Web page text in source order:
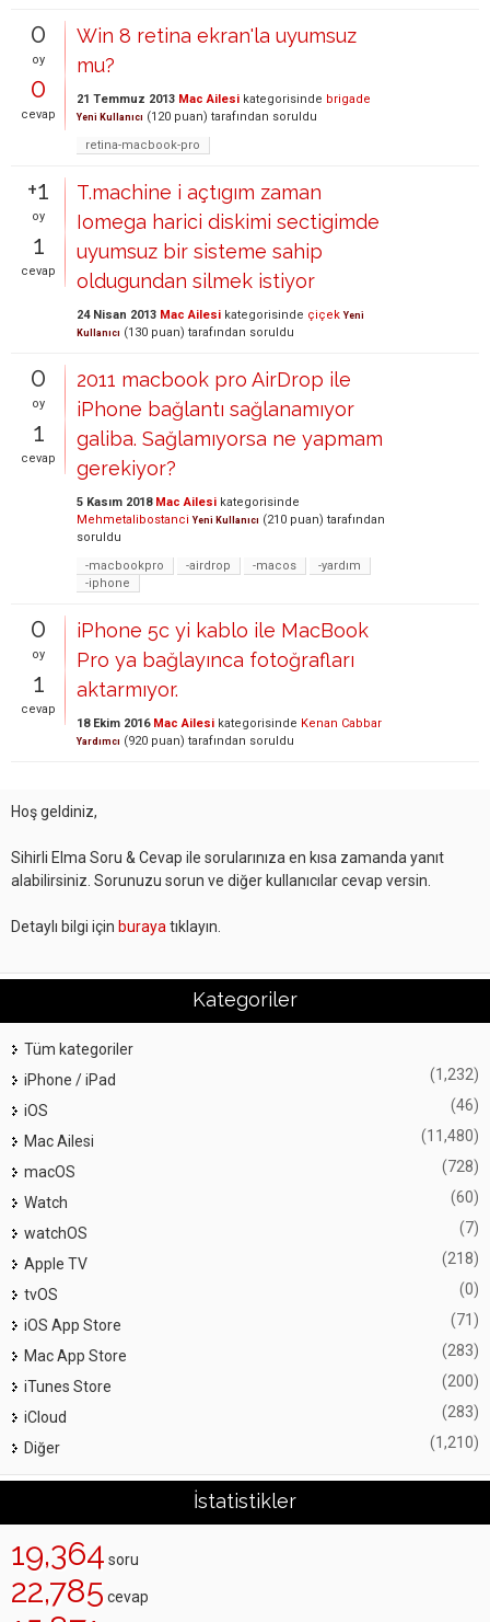
0
oy
0
cevap
Win 8 retina ekran'la uyumsuz
mu?
21 Temmuz 2013 Mac Ailesi kategorisinde brigade
Yeni Kullanıcı (120 puan) tarafından soruldu
retina-macbook-pro
+1
oy
1
cevap
T.machine i açtıgım zaman
Iomega harici diskimi sectigimde
uyumsuz bir sisteme sahip
oldugundan silmek istiyor
24 Nisan 2013 Mac Ailesi kategorisinde çiçek Yeni
Kullanıcı (130 puan) tarafından soruldu
0
oy
1
cevap
2011 macbook pro AirDrop ile
iPhone bağlantı sağlanamıyor
galiba. Sağlamıyorsa ne yapmam
gerekiyor?
5 Kasım 2018 Mac Ailesi kategorisinde
Mehmetalibostanci Yeni Kullanıcı (210 puan) tarafından
soruldu
-macbookpro
-airdrop -macos
-yardım
-iphone
0
oy
1
cevap
iPhone 5c yi kablo ile MacBook
Pro ya bağlayınca fotoğrafları
aktarmıyor.
18 Ekim 2016 Mac Ailesi kategorisinde Kenan Cabbar
Yardımcı (920 puan) tarafından soruldu
Hoş geldiniz,
Sihirli Elma Soru & Cevap ile sorularınıza en kısa zamanda yanıt
alabilirsiniz. Sorunuzu sorun ve diğer kullanıcılar cevap versin.
Detaylı bilgi için buraya tıklayın.
Kategoriler
Tüm kategoriler
iPhone / iPad
(1,232)
iOS (46)
Mac Ailesi (11,480)
macOS (728)
Watch (60)
watchOS (7)
Apple TV (218)
tvOS (0)
iOS App Store (71)
Mac App Store (283)
iTunes Store (200)
iCloud (283)
Diğer (1,210)
İstatistikler
19,364 soru
22,785 cevap